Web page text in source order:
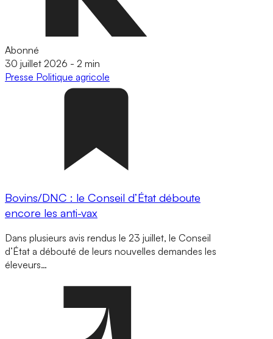
Abonné
30 juillet 2026 - 2 min
Presse Politique agricole
Bovins/DNC : le Conseil d’État déboute
encore les anti-vax
Dans plusieurs avis rendus le 23 juillet, le Conseil
d’État a débouté de leurs nouvelles demandes les
éleveurs…